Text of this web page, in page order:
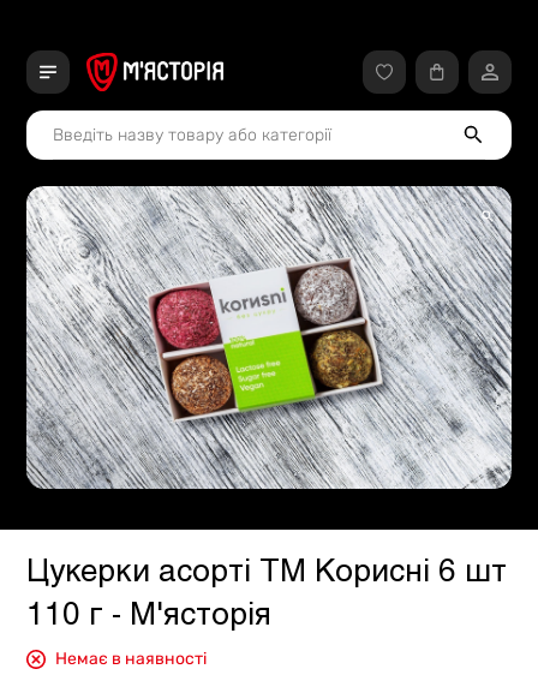
Цукерки асорті ТМ Корисні 6 шт
110 г - М'ясторія
Немає в наявності